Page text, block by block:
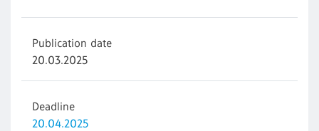
Publication date
20.03.2025
Deadline
20.04.2025